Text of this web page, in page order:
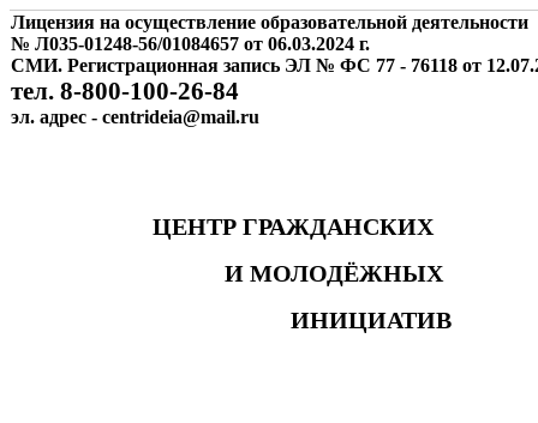
Лицензия на осуществление образовательной деятельности
№ Л035-01248-56/01084657 от 06.03.2024 г.
СМИ. Регистрационная запись ЭЛ № ФС 77 - 76118 от
тел. 8-800-100-26-84
эл. адрес - centrideia@mail.ru
ЦЕНТР ГРАЖДАНСКИХ
И МОЛОДЁЖНЫХ
ИНИЦИАТИВ